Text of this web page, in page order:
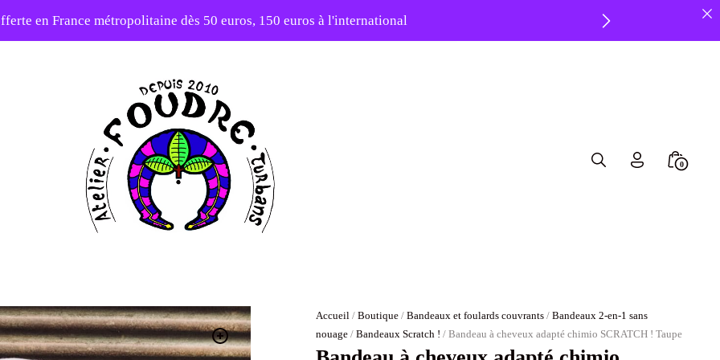
en France métropolitaine dès 50 euros, 150 euros à l'international
Search
0
Accueil /Boutique /Bandeaux et foulards couvrants /Bandeaux 2-en-1 sans
nouage /Bandeaux Scratch ! / Bandeau à cheveux adapté chimio SCRATCH ! Taupe